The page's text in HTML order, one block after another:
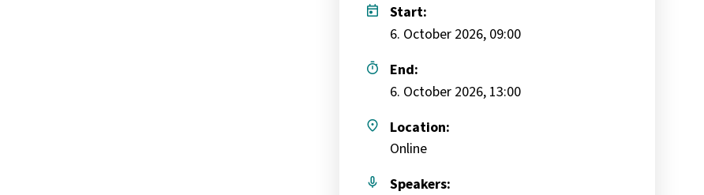
today
Start:
6. October 2026, 09:00
timer
End:
6. October 2026, 13:00
place
Location:
Online
mic
Speakers: